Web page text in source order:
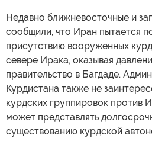
Недавно ближневосточные и
сообщили, что Иран пытается
присутствию вооруженных
севере Ирака, оказывая
правительство в Багдаде.
Курдистана также не
курдских группировок против
может представлять
существованию курдской